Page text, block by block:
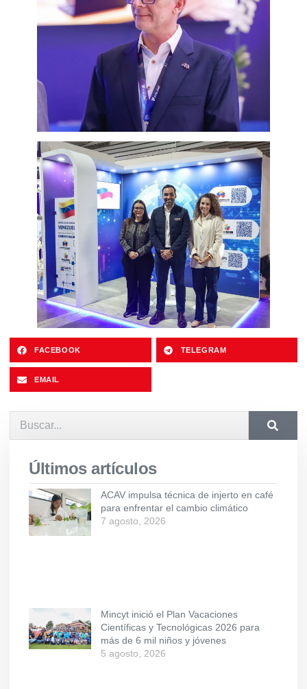
FACEBOOK TELEGRAM
EMAIL
Últimos artículos
ACAV impulsa técnica de injerto en café
para enfrentar el cambio climático
7 agosto, 2026
Mincyt inició el Plan Vacaciones
Científicas y Tecnológicas 2026 para
más de 6 mil niños y jóvenes
5 agosto, 2026